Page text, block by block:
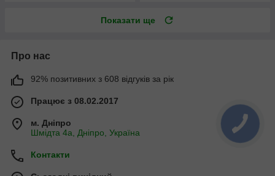
Показати ще
Про нас
92% позитивних з 608 відгуків за рік
Працює з 08.02.2017
м. Дніпро
Шмідта 4а, Дніпро, Україна
Контакти